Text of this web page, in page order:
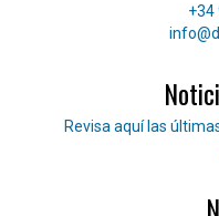
+34
Correo
Lee nuestras noticias
Revisa aquí las